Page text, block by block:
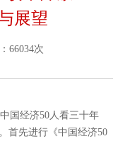
展望
66034次
国经济50人看三十年
首先进行《中国经济50